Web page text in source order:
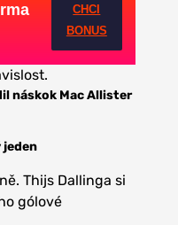
CHCI
BONUS
náskok Mac Allister
jeden
Thijs Dallinga si
gólové